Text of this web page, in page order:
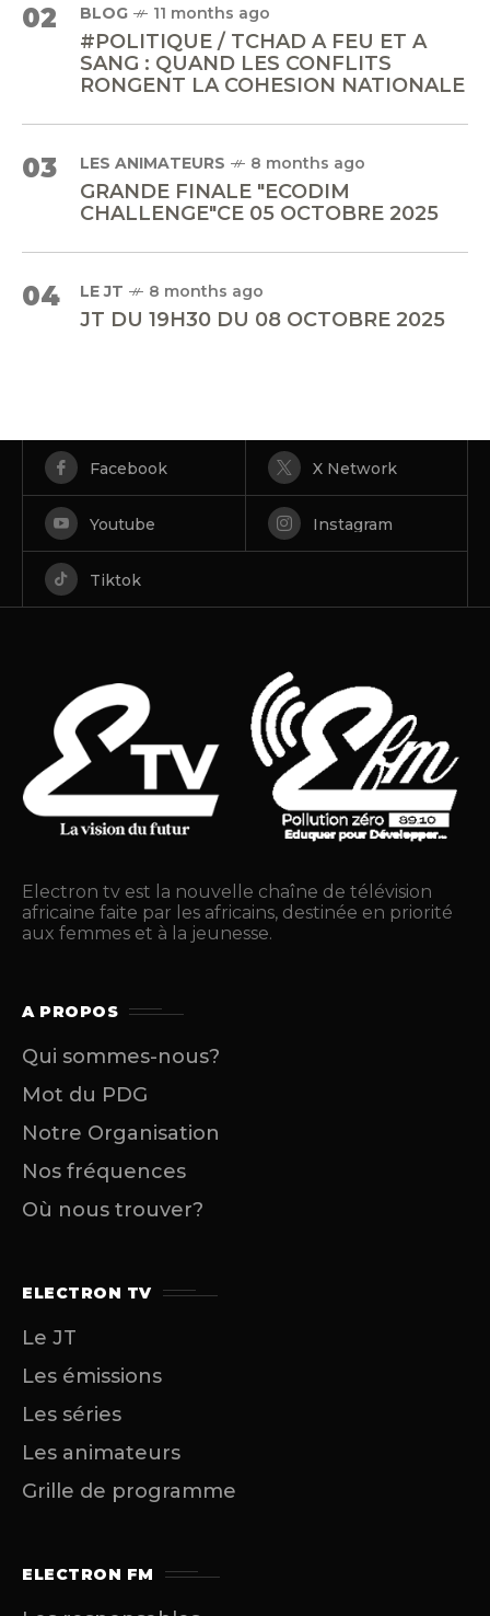
02 BLOG 11 months ago
#POLITIQUE / TCHAD A FEU ET A
SANG : QUAND LES CONFLITS
RONGENT LA COHESION NATIONALE
03 LES ANIMATEURS 8 months ago
GRANDE FINALE "ECODIM
CHALLENGE"CE 05 OCTOBRE 2025
04 LE JT 8 months ago
JT DU 19H30 DU 08 OCTOBRE 2025
Facebook X Network
Youtube Instagram
Tiktok
Electron tv est la nouvelle chaîne de télévision
africaine faite par les africains, destinée en priorité
aux femmes et à la jeunesse.
A PROPOS
Qui sommes-nous?
Mot du PDG
Notre Organisation
Nos fréquences
Où nous trouver?
ELECTRON TV
Le JT
Les émissions
Les séries
Les animateurs
Grille de programme
ELECTRON FM